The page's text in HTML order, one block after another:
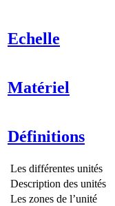
Echelle
Matériel
Définitions
Les différentes unités
Description des unités
Les zones de l’unité